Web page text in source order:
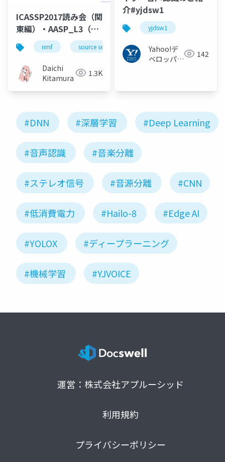
ICASSP2017読み会（関
東編）・AASP_L3（北
村担当分）
nmf source separation music
Daichi
Kitamura
1.3K
介#yjdsw1
yjdsw1
Yahoo!デ
ベロッパー
142
#DNN #深層学習 #Deep Learning
#音声認識 #音楽分離
#ステレオ信号 #音源分離 #CNN
#低消費電力 #Hailo-8 #Edge AI
#YOLOX #ディープラーニング
#機械学習 #YJVOICE
運営：株式会社アプルーシッド
利用規約
プライバシーポリシー